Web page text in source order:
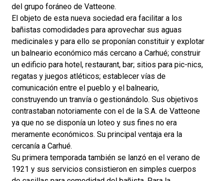
del grupo foráneo de Vatteone.
El objeto de esta nueva sociedad era facilitar a los
bañistas comodidades para aprovechar sus aguas
medicinales y para ello se proponían constituir y explotar
un balneario económico más cercano a Carhué; construir
un edificio para hotel, restaurant, bar; sitios para pic-nics,
regatas y juegos atléticos; establecer vías de
comunicación entre el pueblo y el balneario,
construyendo un tranvía o gestionándolo. Sus objetivos
contrastaban notoriamente con el de la S.A. de Vatteone
ya que no se disponía un loteo y sus fines no era
meramente económicos. Su principal ventaja era la
cercanía a Carhué.
Su primera temporada también se lanzó en el verano de
1921 y sus servicios consistieron en simples cuerpos